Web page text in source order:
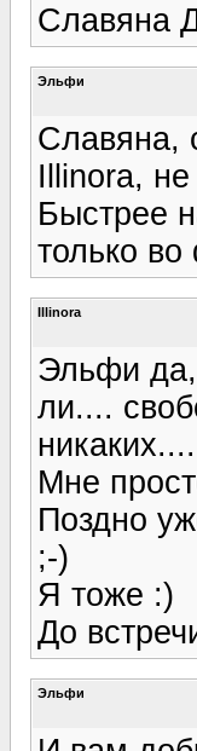
Славяна
Эльфи
Славяна,
Illinora,
Быстрее
только
Illinora
Эльфи
ли....
Мне
Поздно
;-)
Я тоже :)
До
Эльфи